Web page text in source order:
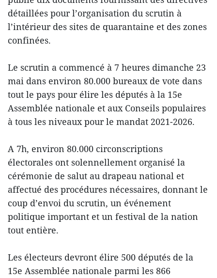
détaillées pour l’organisation du scrutin à
l’intérieur des sites de quarantaine et des zones
confinées.
Le scrutin a commencé à 7 heures dimanche 23
mai dans environ 80.000 bureaux de vote dans
tout le pays pour élire les députés à la 15e
Assemblée nationale et aux Conseils populaires
à tous les niveaux pour le mandat 2021-2026.
A 7h, environ 80.000 circonscriptions
électorales ont solennellement organisé la
cérémonie de salut au drapeau national et
affectué des procédures nécessaires, donnant le
coup d’envoi du scrutin, un événement
politique important et un festival de la nation
tout entière.
Les électeurs devront élire 500 députés de la
15e Assemblée nationale parmi les 866